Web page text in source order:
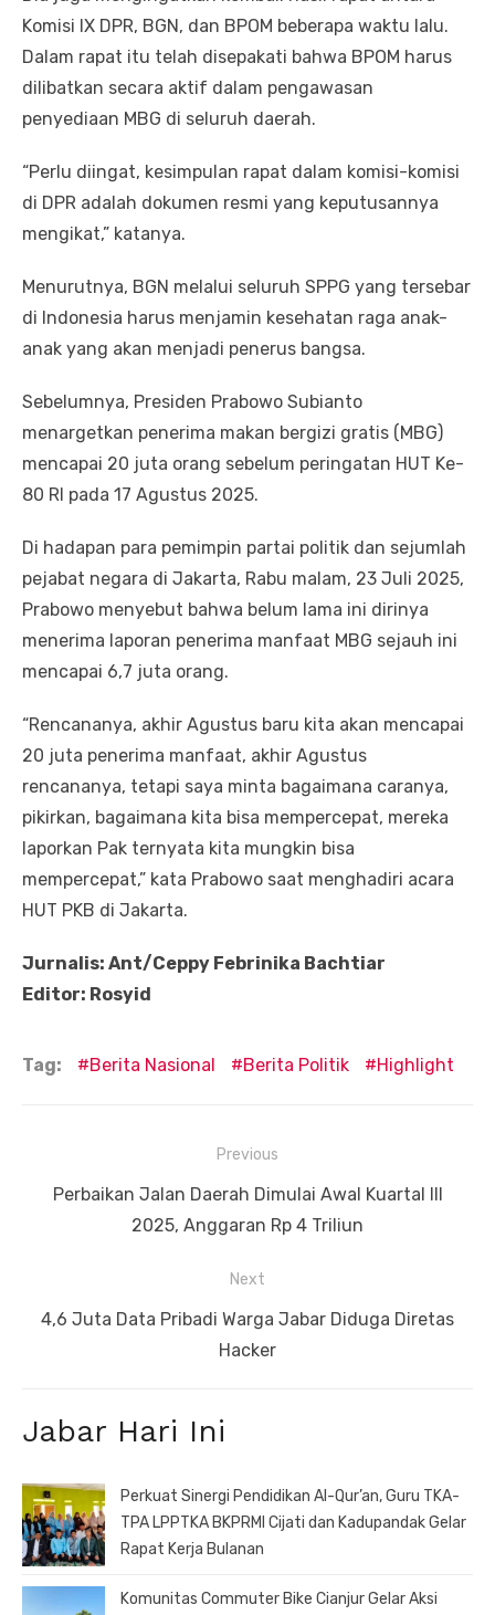
Komisi IX DPR, BGN, dan BPOM beberapa waktu lalu.
Dalam rapat itu telah disepakati bahwa BPOM harus
dilibatkan secara aktif dalam pengawasan
penyediaan MBG di seluruh daerah.
“Perlu diingat, kesimpulan rapat dalam komisi-komisi
di DPR adalah dokumen resmi yang keputusannya
mengikat,” katanya.
Menurutnya, BGN melalui seluruh SPPG yang tersebar
di Indonesia harus menjamin kesehatan raga anak-
anak yang akan menjadi penerus bangsa.
Sebelumnya, Presiden Prabowo Subianto
menargetkan penerima makan bergizi gratis (MBG)
mencapai 20 juta orang sebelum peringatan HUT Ke-
80 RI pada 17 Agustus 2025.
Di hadapan para pemimpin partai politik dan sejumlah
pejabat negara di Jakarta, Rabu malam, 23 Juli 2025,
Prabowo menyebut bahwa belum lama ini dirinya
menerima laporan penerima manfaat MBG sejauh ini
mencapai 6,7 juta orang.
“Rencananya, akhir Agustus baru kita akan mencapai
20 juta penerima manfaat, akhir Agustus
rencananya, tetapi saya minta bagaimana caranya,
pikirkan, bagaimana kita bisa mempercepat, mereka
laporkan Pak ternyata kita mungkin bisa
mempercepat,” kata Prabowo saat menghadiri acara
HUT PKB di Jakarta.
Jurnalis: Ant/Ceppy Febrinika Bachtiar
Editor: Rosyid
Tag: Berita Nasional Berita Politik Highlight
pos
Previous
Previous
Perbaikan Jalan Daerah Dimulai Awal Kuartal III
2025, Anggaran Rp 4 Triliun
Next
Next
4,6 Juta Data Pribadi Warga Jabar Diduga Diretas
Hacker
Jabar Hari Ini
Perkuat Sinergi Pendidikan Al-Qur’an, Guru TKA-
TPA LPPTKA BKPRMI Cijati dan Kadupandak Gelar
Rapat Kerja Bulanan
Komunitas Commuter Bike Cianjur Gelar Aksi